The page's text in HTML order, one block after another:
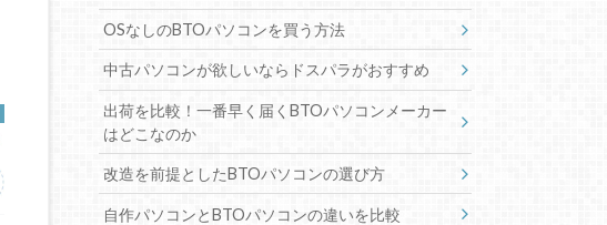
OSなしのBTOパソコンを買う方法
中古パソコンが欲しいならドスパラがおすすめ
出荷を比較！一番早く届くBTOパソコンメーカー
はどこなのか
改造を前提としたBTOパソコンの選び方
自作パソコンとBTOパソコンの違いを比較